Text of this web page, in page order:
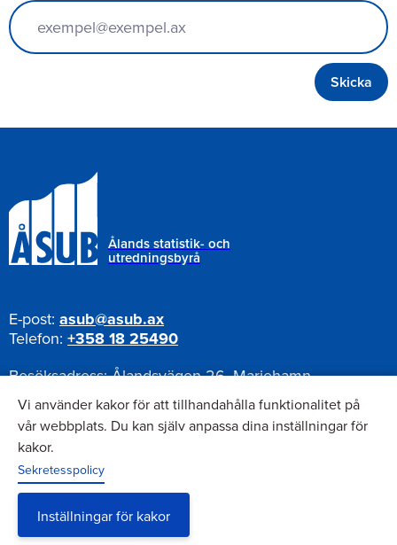
Ålands statistik- och
utredningsbyrå
E-post: asub@asub.ax
Telefon: +358 18 25490
Besöksadress:Ålandsvägen 26, Mariehamn
Postadress:
Pb 1187, AX-22111 Mariehamn
Nyhetsbrev
Anmäl dig till vårt nyhetsbrev
Vi använder kakor för att tillhandahålla funktionalitet på
vår webbplats. Du kan själv anpassa dina inställningar för
kakor.
Sekretesspolicy
Inställningar för kakor